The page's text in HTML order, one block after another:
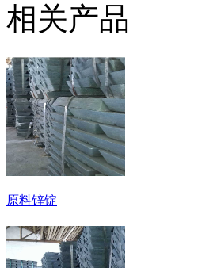
相关产品
原料锌锭